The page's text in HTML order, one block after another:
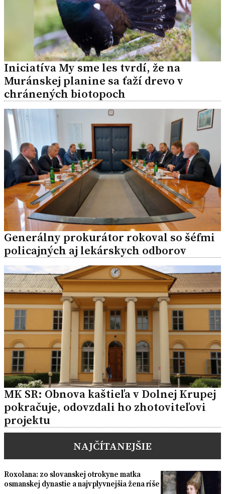
Iniciatíva My sme les tvrdí, že na
Muránskej planine sa ťaží drevo v
chránených biotopoch
Generálny prokurátor rokoval so šéfmi
policajných aj lekárskych odborov
MK SR: Obnova kaštieľa v Dolnej Krupej
pokračuje, odovzdali ho zhotoviteľovi
projektu
NAJČÍTANEJŠIE
Roxolana: zo slovanskej otrokyne matka
osmanskej dynastie a najvplyvnejšia žena ríše